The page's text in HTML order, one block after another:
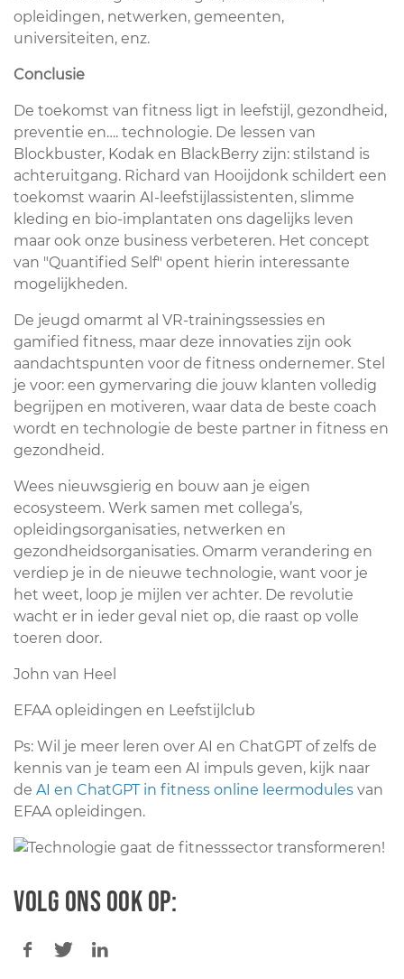
opleidingen, netwerken, gemeenten,
universiteiten, enz.
Conclusie
De toekomst van fitness ligt in leefstijl, gezondheid,
preventie en…. technologie. De lessen van
Blockbuster, Kodak en BlackBerry zijn: stilstand is
achteruitgang. Richard van Hooijdonk schildert een
toekomst waarin AI-leefstijlassistenten, slimme
kleding en bio-implantaten ons dagelijks leven
maar ook onze business verbeteren. Het concept
van "Quantified Self" opent hierin interessante
mogelijkheden.
De jeugd omarmt al VR-trainingssessies en
gamified fitness, maar deze innovaties zijn ook
aandachtspunten voor de fitness ondernemer. Stel
je voor: een gymervaring die jouw klanten volledig
begrijpen en motiveren, waar data de beste coach
wordt en technologie de beste partner in fitness en
gezondheid.
Wees nieuwsgierig en bouw aan je eigen
ecosysteem. Werk samen met collega’s,
opleidingsorganisaties, netwerken en
gezondheidsorganisaties. Omarm verandering en
verdiep je in de nieuwe technologie, want voor je
het weet, loop je mijlen ver achter. De revolutie
wacht er in ieder geval niet op, die raast op volle
toeren door.
John van Heel
EFAA opleidingen en Leefstijlclub
Ps: Wil je meer leren over AI en ChatGPT of zelfs de
kennis van je team een AI impuls geven, kijk naar
de AI en ChatGPT in fitness online leermodules van
EFAA opleidingen.
Volg ons ook op: